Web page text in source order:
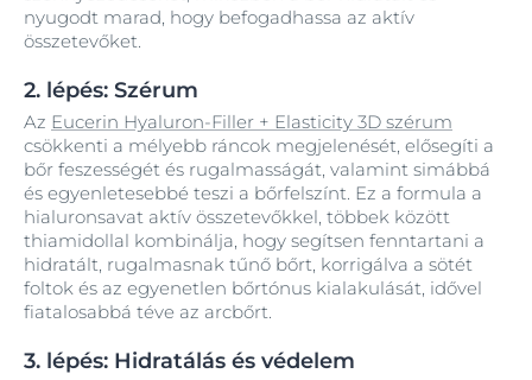
nyugodt marad, hogy befogadhassa az aktív
összetevőket.
2. lépés: Szérum
Az Eucerin Hyaluron-Filler + Elasticity 3D szérum
csökkenti a mélyebb ráncok megjelenését, elősegíti a
bőr feszességét és rugalmasságát, valamint simábbá
és egyenletesebbé teszi a bőrfelszínt. Ez a formula a
hialuronsavat aktív összetevőkkel, többek között
thiamidollal kombinálja, hogy segítsen fenntartani a
hidratált, rugalmasnak tűnő bőrt, korrigálva a sötét
foltok és az egyenetlen bőrtónus kialakulását, idővel
fiatalosabbá téve az arcbőrt.
3. lépés: Hidratálás és védelem